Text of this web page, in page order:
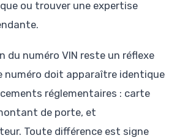
ou trouver une expertise
du numéro VIN reste un réflexe
numéro doit apparaître identique
réglementaires : carte
de porte, et
Toute différence est signe